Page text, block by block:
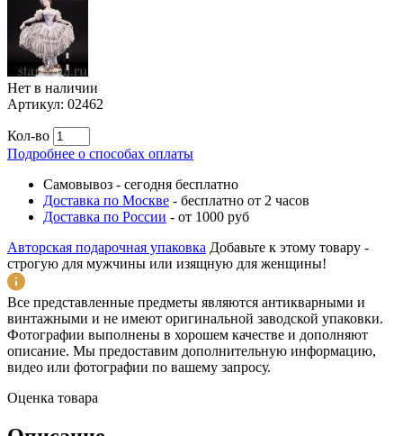
Нет в наличии
Артикул: 02462
Кол-во
Подробнее о способах оплаты
Самовывоз - сегодня бесплатно
Доставка по Москве - бесплатно от 2 часов
Доставка по России - от 1000 руб
Авторская подарочная упаковка Добавьте к этому товару -
строгую для мужчины или изящную для женщины!
Все представленные предметы являются антикварными и
винтажными и не имеют оригинальной заводской упаковки.
Фотографии выполнены в хорошем качестве и дополняют
описание. Мы предоставим дополнительную информацию,
видео или фотографии по вашему запросу.
Оценка товара